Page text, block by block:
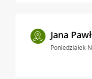
Jana
Poniedziałek-